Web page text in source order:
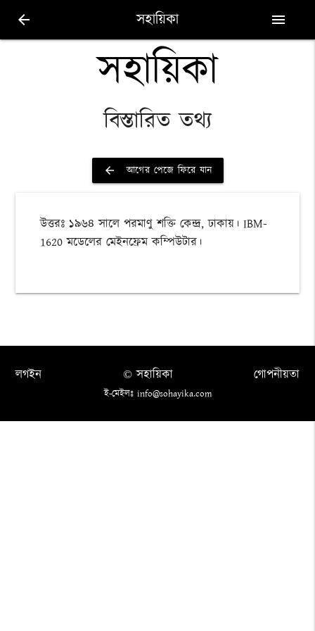
arrow_back সহায়িকা menu
সহায়িকা
বিস্তারিত তথ্য
arrow_back আগের পেজে ফিরে যান
উত্তরঃ ১৯৬৪ সালে পরমাণু শক্তি কেন্দ্র, ঢাকায়। IBM-
1620 মডেলের মেইনফ্রেম কম্পিউটার।
লগইন গোপনীয়তা
© সহায়িকা
ই-মেইলঃ info@sohayika.com